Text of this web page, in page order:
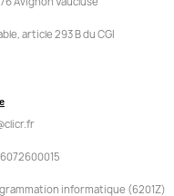
article 293 B du CGI
informatique (6201Z)